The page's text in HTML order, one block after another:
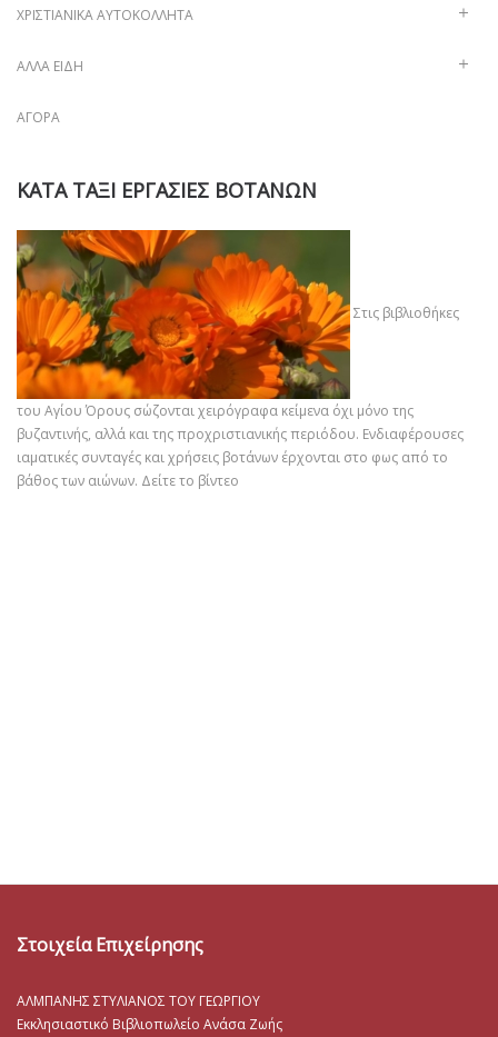
ΧΡΙΣΤΙΑΝΙΚΆ ΑΥΤΟΚΌΛΛΗΤΑ
ΑΛΛΑ ΕΙΔΗ
ΑΓΟΡΆ
ΚΑΤΑ ΤΑΞΙ ΕΡΓΑΣΙΕΣ ΒΟΤΑΝΩΝ
Στις βιβλιοθήκες
του Αγίου Όρους σώζονται χειρόγραφα κείμενα όχι μόνο της
βυζαντινής, αλλά και της προχριστιανικής περιόδου. Ενδιαφέρουσες
ιαματικές συνταγές και χρήσεις βοτάνων έρχονται στο φως από το
βάθος των αιώνων. Δείτε το βίντεο
Στοιχεία Επιχείρησης
ΑΛΜΠΑΝΗΣ ΣΤΥΛΙΑΝΟΣ ΤΟΥ ΓΕΩΡΓΙΟΥ
Εκκλησιαστικό Βιβλιοπωλείο Ανάσα Ζωής